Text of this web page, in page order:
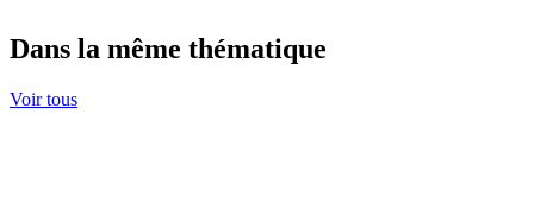
Dans la même thématique
Voir tous